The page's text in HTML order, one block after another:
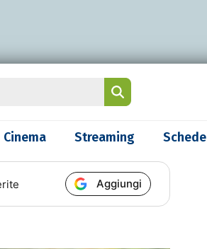
Cinema Streaming Schede
Aggiungi